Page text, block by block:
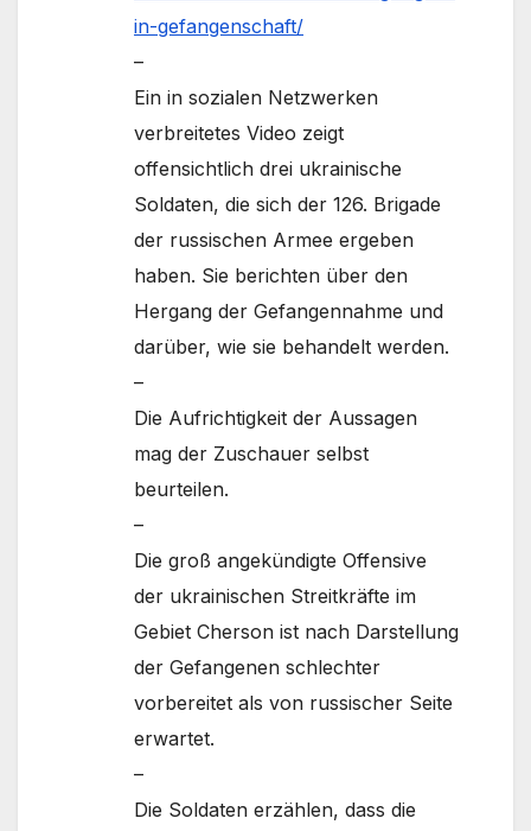
in-gefangenschaft/
–
Ein in sozialen Netzwerken
verbreitetes Video zeigt
offensichtlich drei ukrainische
Soldaten, die sich der 126. Brigade
der russischen Armee ergeben
haben. Sie berichten über den
Hergang der Gefangennahme und
darüber, wie sie behandelt werden.
–
Die Aufrichtigkeit der Aussagen
mag der Zuschauer selbst
beurteilen.
–
Die groß angekündigte Offensive
der ukrainischen Streitkräfte im
Gebiet Cherson ist nach Darstellung
der Gefangenen schlechter
vorbereitet als von russischer Seite
erwartet.
–
Die Soldaten erzählen, dass die